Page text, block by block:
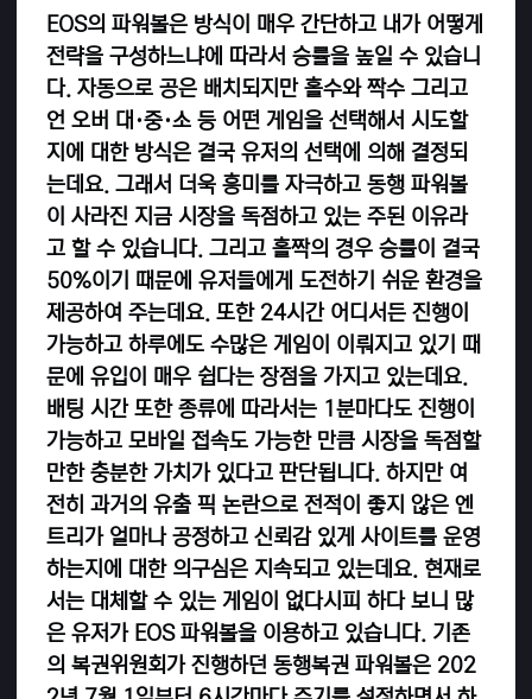
EOS의 파워볼은 방식이 매우 간단하고 내가 어떻게
전략을 구성하느냐에 따라서 승률을 높일 수 있습니
다. 자동으로 공은 배치되지만 홀수와 짝수 그리고
언 오버 대·중·소 등 어떤 게임을 선택해서 시도할
지에 대한 방식은 결국 유저의 선택에 의해 결정되
는데요. 그래서 더욱 흥미를 자극하고 동행 파워볼
이 사라진 지금 시장을 독점하고 있는 주된 이유라
고 할 수 있습니다. 그리고 홀짝의 경우 승률이 결국
50%이기 때문에 유저들에게 도전하기 쉬운 환경을
제공하여 주는데요. 또한 24시간 어디서든 진행이
가능하고 하루에도 수많은 게임이 이뤄지고 있기 때
문에 유입이 매우 쉽다는 장점을 가지고 있는데요.
배팅 시간 또한 종류에 따라서는 1분마다도 진행이
가능하고 모바일 접속도 가능한 만큼 시장을 독점할
만한 충분한 가치가 있다고 판단됩니다. 하지만 여
전히 과거의 유출 픽 논란으로 전적이 좋지 않은 엔
트리가 얼마나 공정하고 신뢰감 있게 사이트를 운영
하는지에 대한 의구심은 지속되고 있는데요. 현재로
서는 대체할 수 있는 게임이 없다시피 하다 보니 많
은 유저가 EOS 파워볼을 이용하고 있습니다. 기존
의 복권위원회가 진행하던 동행복권 파워볼은 202